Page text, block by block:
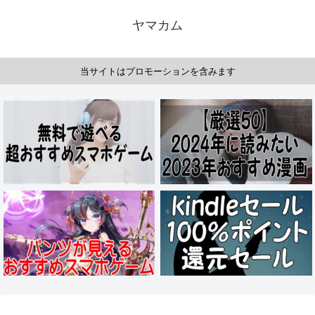
ヤマカム
当サイトはプロモーションを含みます